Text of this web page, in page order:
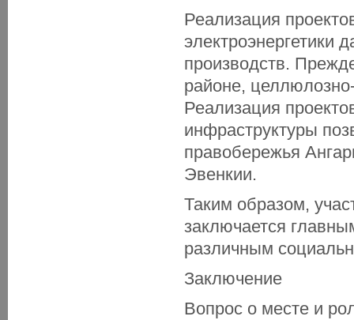
Реализация
электроэнергетики
производств.
районе,
Реализация
инфраструктуры
правобережья
Эвенкии.
Таким образом,
заключается
различным
Заключение
Вопрос о месте и